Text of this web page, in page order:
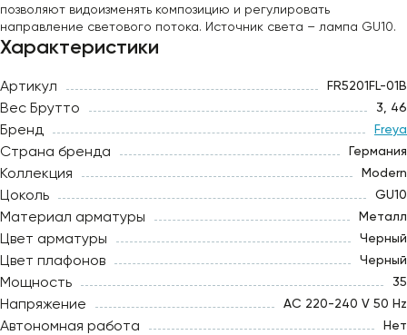
позволяют видоизменять композицию и регулировать
направление светового потока. Источник света – лампа GU10.
Характеристики
Артикул FR5201FL-01B
Вес Брутто 3, 46
Бренд Freya
Страна бренда Германия
Коллекция Modern
Цоколь GU10
Материал арматуры Металл
Цвет арматуры Черный
Цвет плафонов Черный
Мощность 35
Напряжение AC 220-240 V 50 Hz
Автономная работа Нет